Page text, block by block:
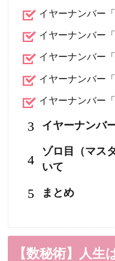
イヤーナンバー「
イヤーナンバー「
イヤーナンバー「
イヤーナンバー「
イヤーナンバー「
3 イヤーナンバ
4
ゾロ目（マス
いて
5 まとめ
【数秘術】人